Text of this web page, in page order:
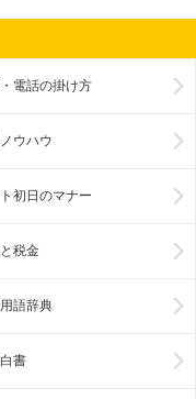
電話の掛け方
ウハウ
初日のマナー
税金
語辞典
書